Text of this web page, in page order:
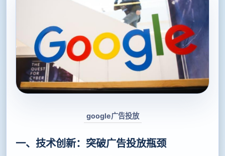
google广告投放
一、技术创新：突破广告投放瓶颈